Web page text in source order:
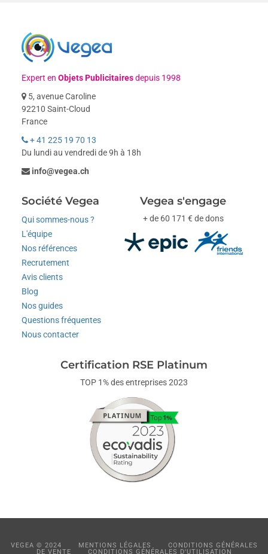
Expert enObjets Publicitairesdepuis 1998
5, avenue Caroline
92210 Saint-Cloud
France
+ 41 225 19 70 13
Du lundi au vendredi de 9h à 18h
info@vegea.ch
Société Vegea
Qui sommes-nous ?
L'équipe
Nos références
Recrutement
Avis clients
Blog
Nos guides
Questions fréquentes
Nous contacter
Vegea s'engage
+ de 60 171 € de dons
Certification RSE Platinum
TOP 1% des entreprises 2023
VEGEA © 2024 MENTIONS LÉGALES
CONDITIONS GÉNÉRALES
DE VENTE
CONDITIONS GÉNÉRALES D'UTILISATION